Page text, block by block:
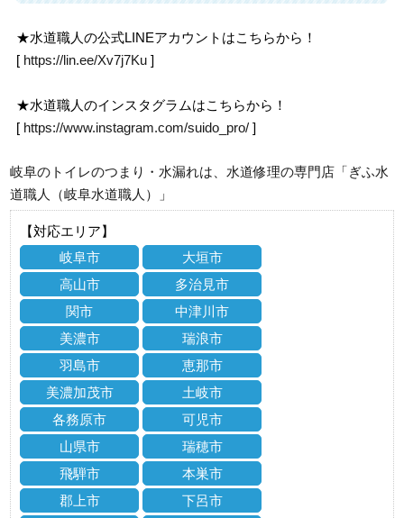
★水道職人の公式LINEアカウントはこちらから！
[ https://lin.ee/Xv7j7Ku ]
★水道職人のインスタグラムはこちらから！
[ https://www.instagram.com/suido_pro/ ]
岐阜のトイレのつまり・水漏れは、水道修理の専門店「ぎふ水
道職人（岐阜水道職人）」
【対応エリア】
岐阜市
大垣市
高山市
多治見市
関市
中津川市
美濃市
瑞浪市
羽島市
恵那市
美濃加茂市
土岐市
各務原市
可児市
山県市
瑞穂市
飛騨市
本巣市
郡上市
下呂市